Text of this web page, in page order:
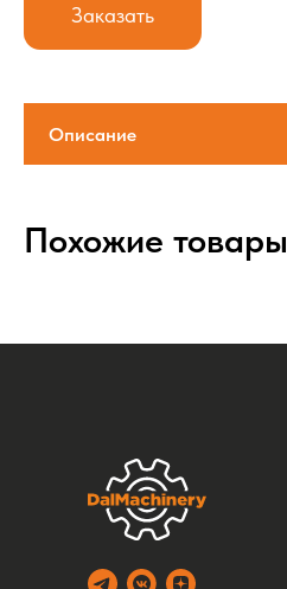
Заказать
Похожие товары